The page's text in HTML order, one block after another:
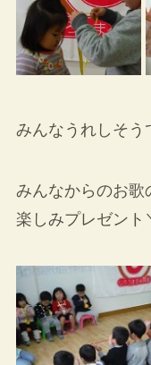
みんなうれしそう
みんなからのお歌
楽しみプレゼント